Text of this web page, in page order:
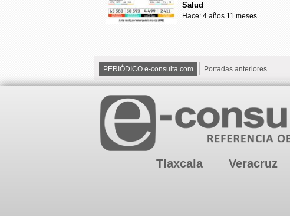
Salud
Hace: 4 años 11 meses
PERIÓDICO e-consulta.com Portadas anteriores
Tlaxcala Veracruz